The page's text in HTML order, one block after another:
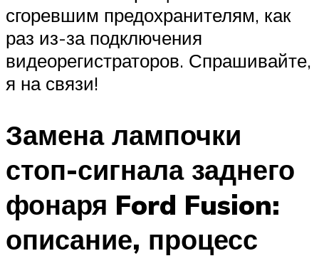
сгоревшим предохранителям, как
раз из-за подключения
видеорегистраторов. Спрашивайте,
я на связи!
Замена лампочки
стоп-сигнала заднего
фонаря Ford Fusion:
описание, процесс